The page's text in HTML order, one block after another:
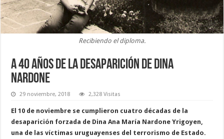
Recibiendo el diploma.
A 40 años de la desaparición de Dina
Nardone
29 noviembre, 2018 2,328 Visitas
El 10 de noviembre se cumplieron cuatro décadas de la
desaparición forzada de Dina Ana María Nardone Yrigoyen,
una de las víctimas uruguayenses del terrorismo de Estado.